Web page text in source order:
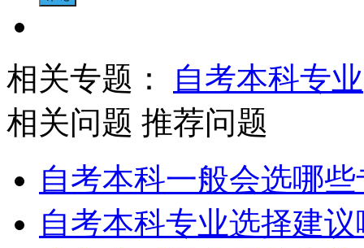
相关专题：
自考本科专业
相关问题 推荐问题
自考本科一般会选哪
自考本科专业选择建